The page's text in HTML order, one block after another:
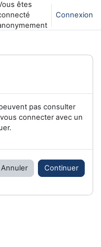
êtes
Connexion
pas consulter
connecter avec un
Annuler Continuer